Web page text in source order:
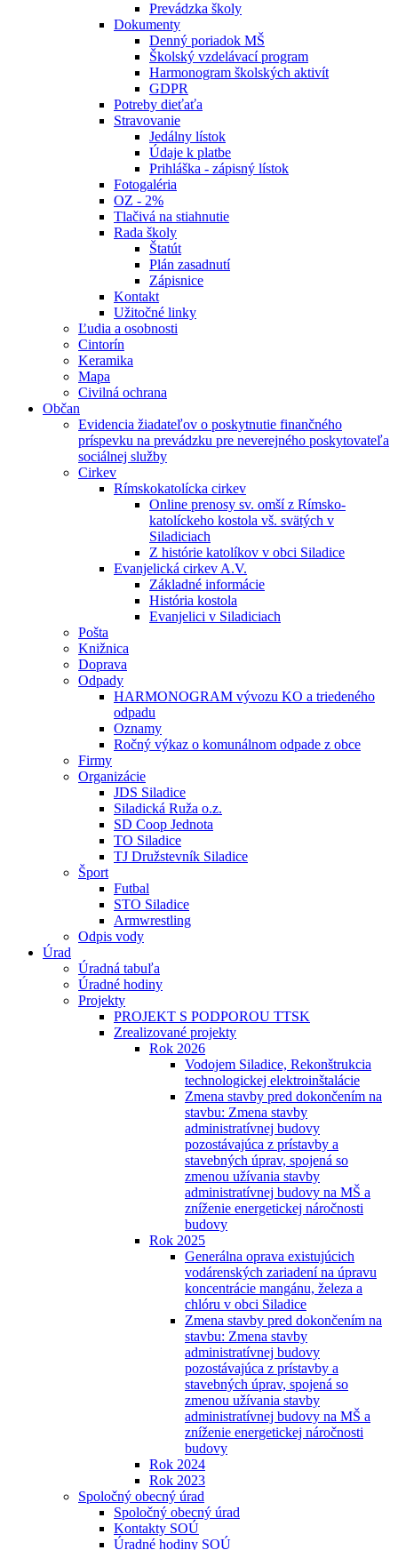
Prevádzka školy
Dokumenty
Denný poriadok MŠ
Školský vzdelávací program
Harmonogram školských aktivít
GDPR
Potreby dieťaťa
Stravovanie
Jedálny lístok
Údaje k platbe
Prihláška - zápisný lístok
Fotogaléria
OZ - 2%
Tlačivá na stiahnutie
Rada školy
Štatút
Plán zasadnutí
Zápisnice
Kontakt
Užitočné linky
Ľudia a osobnosti
Cintorín
Keramika
Mapa
Civilná ochrana
Občan
Evidencia žiadateľov o poskytnutie finančného
príspevku na prevádzku pre neverejného poskytovateľa
sociálnej služby
Cirkev
Rímskokatolícka cirkev
Online prenosy sv. omší z Rímsko-
katolíckeho kostola vš. svätých v
Siladiciach
Z histórie katolíkov v obci Siladice
Evanjelická cirkev A.V.
Základné informácie
História kostola
Evanjelici v Siladiciach
Pošta
Knižnica
Doprava
Odpady
HARMONOGRAM vývozu KO a triedeného
odpadu
Oznamy
Ročný výkaz o komunálnom odpade z obce
Firmy
Organizácie
JDS Siladice
Siladická Ruža o.z.
SD Coop Jednota
TO Siladice
TJ Družstevník Siladice
Šport
Futbal
STO Siladice
Armwrestling
Odpis vody
Úrad
Úradná tabuľa
Úradné hodiny
Projekty
PROJEKT S PODPOROU TTSK
Zrealizované projekty
Rok 2026
Vodojem Siladice, Rekonštrukcia
technologickej elektroinštalácie
Zmena stavby pred dokončením na
stavbu: Zmena stavby
administratívnej budovy
pozostávajúca z prístavby a
stavebných úprav, spojená so
zmenou užívania stavby
administratívnej budovy na MŠ a
zníženie energetickej náročnosti
budovy
Rok 2025
Generálna oprava existujúcich
vodárenských zariadení na úpravu
koncentrácie mangánu, železa a
chlóru v obci Siladice
Zmena stavby pred dokončením na
stavbu: Zmena stavby
administratívnej budovy
pozostávajúca z prístavby a
stavebných úprav, spojená so
zmenou užívania stavby
administratívnej budovy na MŠ a
zníženie energetickej náročnosti
budovy
Rok 2024
Rok 2023
Spoločný obecný úrad
Spoločný obecný úrad
Kontakty SOÚ
Úradné hodiny SOÚ